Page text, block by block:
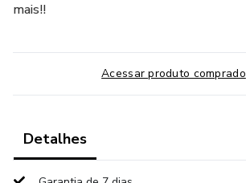
mais!!
Acessar produto comprado
Detalhes